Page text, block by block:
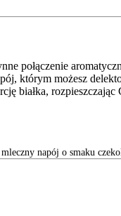
połączenie
którym możesz
białka,
napój o smaku